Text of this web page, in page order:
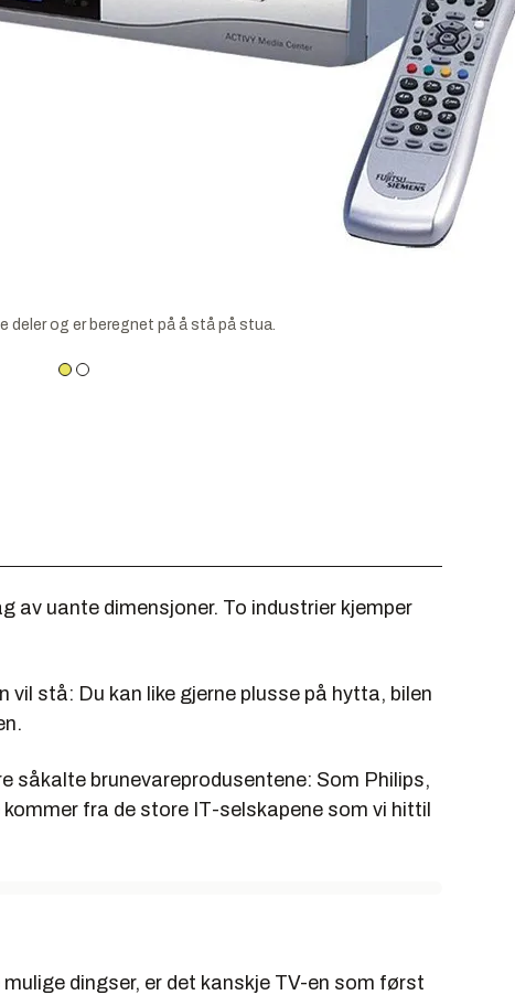
deler og er beregnet på å stå på stua.
av uante dimensjoner. To industrier kjemper
vil stå: Du kan like gjerne plusse på hytta, bilen
såkalte brunevareprodusentene: Som Philips,
fra de store IT-selskapene som vi hittil
dingser, er det kanskje TV-en som først